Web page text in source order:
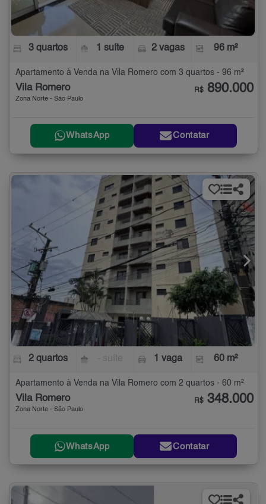
3 quartos 1 suíte 2 vagas 96 m²
Apartamento à Venda na Vila Romero com 3 quartos - 96 m²
Vila Romero
Zona Norte - São Paulo
R$ 890.000
WhatsApp Contatar
2 quartos 1 vaga 60 m²
Apartamento à Venda na Vila Romero com 2 quartos - 60 m²
Vila Romero
Zona Norte - São Paulo
R$ 348.000
WhatsApp Contatar